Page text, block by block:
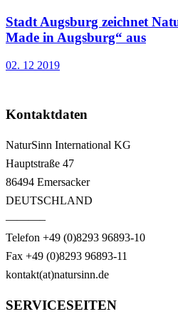
Stadt Augsburg zeichnet
Made in Augsburg“ aus
02. 12 2019
Kontaktdaten
NaturSinn International KG
Hauptstraße 47
86494 Emersacker
DEUTSCHLAND
———–
Telefon +49 (0)8293 96893-10
Fax +49 (0)8293 96893-11
kontakt(at)natursinn.de
SERVICESEITEN